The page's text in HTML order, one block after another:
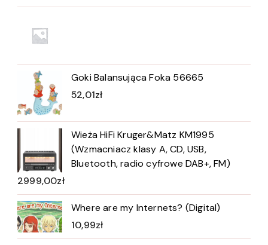
Goki Balansująca Foka 56665
52,01zł
Wieża HiFi Kruger&Matz KM1995
(Wzmacniacz klasy A, CD, USB,
Bluetooth, radio cyfrowe DAB+, FM)
2999,00zł
Where are my Internets? (Digital)
10,99zł